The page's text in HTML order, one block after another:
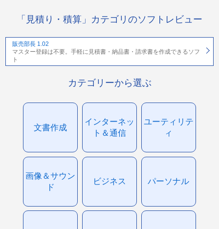
「見積り・積算」カテゴリのソフトレビュー
販売部長 1.02
マスター登録は不要。手軽に見積書・納品書・請求書を作成できるソフ
ト
カテゴリーから選ぶ
文書作成
インターネッ
ト＆通信
ユーティリテ
ィ
画像＆サウン
ド
ビジネス パーソナル